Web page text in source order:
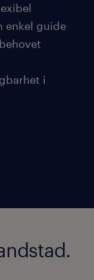
enkel guide
i